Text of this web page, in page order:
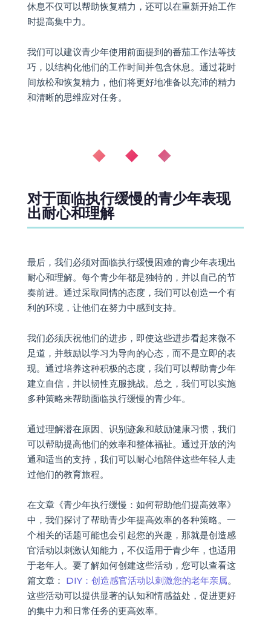
休息不仅可以帮助恢复精力，还可以在重新开始工作
时提高集中力。
我们可以建议青少年使用前面提到的番茄工作法等技
巧，以结构化他们的工作时间并包含休息。通过花时
间放松和恢复精力，他们将更好地准备以充沛的精力
和清晰的思维应对任务。
◆ ◆ ◆
对于面临执行缓慢的青少年表现
出耐心和理解
最后，我们必须对面临执行缓慢困难的青少年表现出
耐心和理解。每个青少年都是独特的，并以自己的节
奏前进。通过采取同情的态度，我们可以创造一个有
利的环境，让他们在努力中感到支持。
我们必须庆祝他们的进步，即使这些进步看起来微不
足道，并鼓励以学习为导向的心态，而不是立即的表
现。通过培养这种积极的态度，我们可以帮助青少年
建立自信，并以韧性克服挑战。总之，我们可以实施
多种策略来帮助面临执行缓慢的青少年。
通过理解潜在原因、识别迹象和鼓励健康习惯，我们
可以帮助提高他们的效率和整体福祉。通过开放的沟
通和适当的支持，我们可以耐心地陪伴这些年轻人走
过他们的教育旅程。
在文章《青少年执行缓慢：如何帮助他们提高效率》
中，我们探讨了帮助青少年提高效率的各种策略。一
个相关的话题可能也会引起您的兴趣，那就是创造感
官活动以刺激认知能力，不仅适用于青少年，也适用
于老年人。要了解如何创建这些活动，您可以查看这
篇文章： DIY：创造感官活动以刺激您的老年亲属。
这些活动可以提供显著的认知和情感益处，促进更好
的集中力和日常任务的更高效率。